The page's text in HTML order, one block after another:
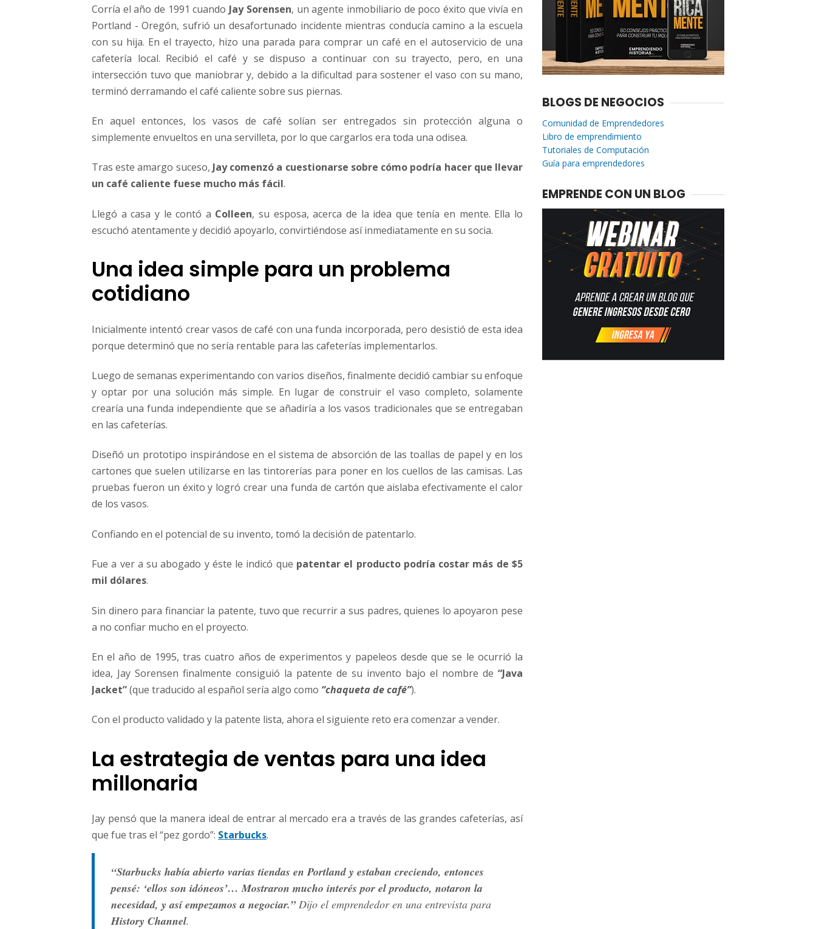
Corría el año de 1991 cuando Jay Sorensen, un agente inmobiliario de poco éxito que vivía en
Portland - Oregón, sufrió un desafortunado incidente mientras conducía camino a la escuela
con su hija. En el trayecto, hizo una parada para comprar un café en el autoservicio de una
cafetería local. Recibió el café y se dispuso a continuar con su trayecto, pero, en una
intersección tuvo que maniobrar y, debido a la dificultad para sostener el vaso con su mano,
terminó derramando el café caliente sobre sus piernas.
En aquel entonces, los vasos de café solían ser entregados sin protección alguna o
simplemente envueltos en una servilleta, por lo que cargarlos era toda una odisea.
Tras este amargo suceso, Jay comenzó a cuestionarse sobre cómo podría hacer que llevar
un café caliente fuese mucho más fácil.
Llegó a casa y le contó a Colleen, su esposa, acerca de la idea que tenía en mente. Ella lo
escuchó atentamente y decidió apoyarlo, convirtiéndose así inmediatamente en su socia.
Una idea simple para un problema
cotidiano
Inicialmente intentó crear vasos de café con una funda incorporada, pero desistió de esta idea
porque determinó que no sería rentable para las cafeterías implementarlos.
Luego de semanas experimentando con varios diseños, finalmente decidió cambiar su enfoque
y optar por una solución más simple. En lugar de construir el vaso completo, solamente
crearía una funda independiente que se añadiría a los vasos tradicionales que se entregaban
en las cafeterías.
Diseñó un prototipo inspirándose en el sistema de absorción de las toallas de papel y en los
cartones que suelen utilizarse en las tintorerías para poner en los cuellos de las camisas. Las
pruebas fueron un éxito y logró crear una funda de cartón que aislaba efectivamente el calor
de los vasos.
Confiando en el potencial de su invento, tomó la decisión de patentarlo.
Fue a ver a su abogado y éste le indicó que patentar el producto podría costar más de $5
mil dólares.
Sin dinero para financiar la patente, tuvo que recurrir a sus padres, quienes lo apoyaron pese
a no confiar mucho en el proyecto.
En el año de 1995, tras cuatro años de experimentos y papeleos desde que se le ocurrió la
idea, Jay Sorensen finalmente consiguió la patente de su invento bajo el nombre de “Java
Jacket”(que traducido al español sería algo como “chaqueta de café”).
Con el producto validado y la patente lista, ahora el siguiente reto era comenzar a vender.
La estrategia de ventas para una idea
millonaria
Jay pensó que la manera ideal de entrar al mercado era a través de las grandes cafeterías, así
que fue tras el “pez gordo”: Starbucks.
“Starbucks había abierto varias tiendas en Portland y estaban creciendo, entonces
pensé: ‘ellos son idóneos’… Mostraron mucho interés por el producto, notaron la
necesidad, y así empezamos a negociar.” Dijo el emprendedor en una entrevista para
History Channel.
BLOGS DE NEGOCIOS
Comunidad de Emprendedores
Libro de emprendimiento
Tutoriales de Computación
Guía para emprendedores
EMPRENDE CON UN BLOG